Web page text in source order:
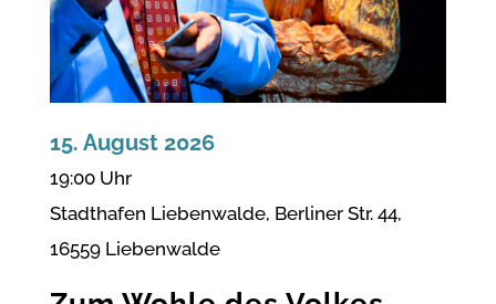
15. August 2026
19:00 Uhr
Stadthafen Liebenwalde, Berliner Str. 44,
16559 Liebenwalde